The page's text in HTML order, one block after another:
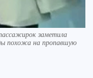
заметила
похожа на пропавшую